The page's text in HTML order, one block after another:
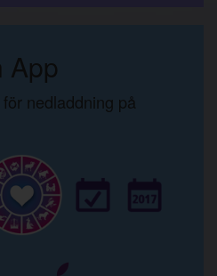
App
nedladdning på